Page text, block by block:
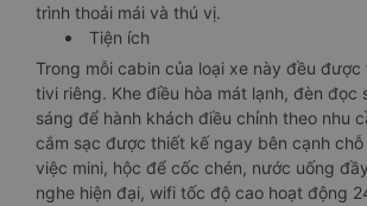
trình thoải mái và thú vị.
Tiện ích
Trong mỗi cabin của loại xe này đều được
tivi riêng. Khe điều hòa mát lạnh, đèn đọc
sáng để hành khách điều chỉnh theo nhu
cắm sạc được thiết kế ngay bên cạnh chỗ
việc mini, hộc để cốc chén, nước uống
nghe hiện đại, wifi tốc độ cao hoạt động